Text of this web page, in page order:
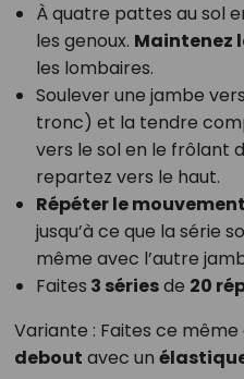
À quatre pattes au sol
les genoux. Maintenez
les lombaires.
Soulever une jambe
tronc) et la tendre
vers le sol en le frôlant
repartez vers le haut.
Répéter le mouvement
jusqu’à ce que la série
même avec l’autre
Faites 3 sériesde 20
Variante : Faites ce
debout avec un